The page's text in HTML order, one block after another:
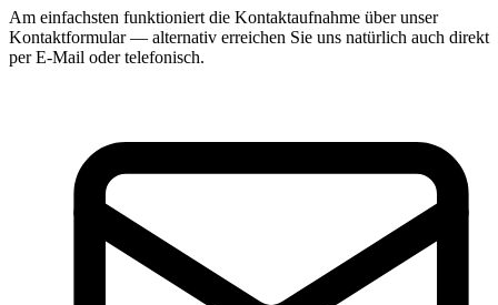
Am einfachsten funktioniert die Kontaktaufnahme über unser
Kontaktformular — alternativ erreichen Sie uns natürlich auch direkt
per E-Mail oder telefonisch.